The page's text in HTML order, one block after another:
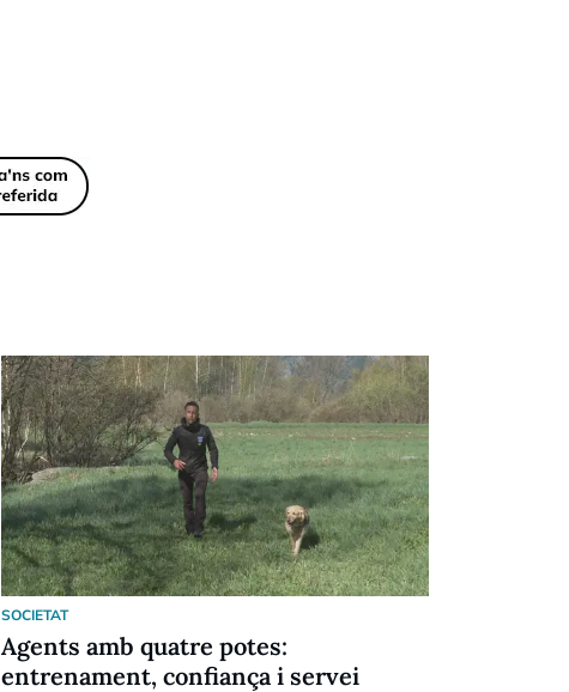
SOCIETAT
Agents amb quatre potes:
entrenament, confiança i servei